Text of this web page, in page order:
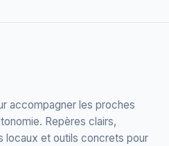
accompagner les proches
Repères clairs,
locaux et outils concrets pour